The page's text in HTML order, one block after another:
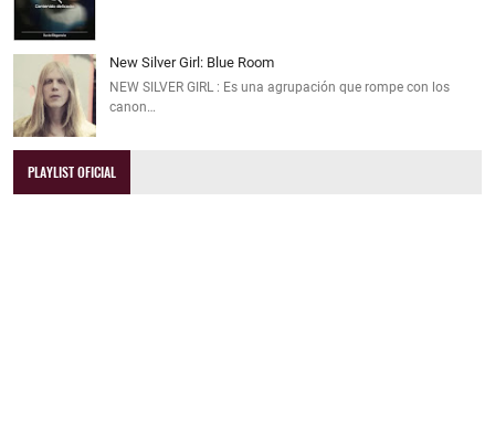
New Silver Girl: Blue Room
NEW SILVER GIRL : Es una agrupación que rompe con los
canon…
PLAYLIST OFICIAL